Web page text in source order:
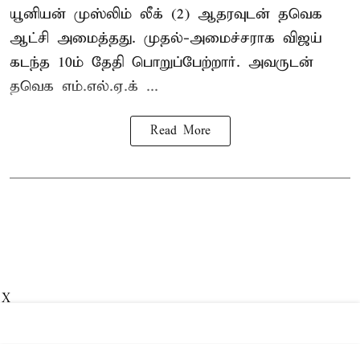
யூனியன் முஸ்லிம் லீக் (2) ஆதரவுடன் தவெக
ஆட்சி அமைத்தது. முதல்-அமைச்சராக விஜய்
கடந்த 10ம் தேதி பொறுப்பேற்றார். அவருடன்
தவெக எம்.எல்.ஏ.க் ...
Read More
X